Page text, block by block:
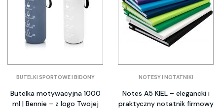
BUTELKI SPORTOWE I BIDONY
Butelka motywacyjna 1000
ml | Bennie – z logo Twojej
NOTESY I NOTATNIKI
Notes A5 KIEL – elegancki i
praktyczny notatnik firmowy